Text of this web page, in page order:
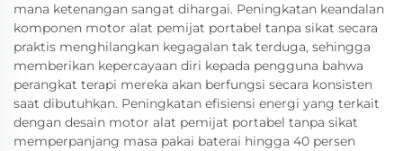
mana ketenangan sangat dihargai. Peningkatan keandalan
komponen motor alat pemijat portabel tanpa sikat secara
praktis menghilangkan kegagalan tak terduga, sehingga
memberikan kepercayaan diri kepada pengguna bahwa
perangkat terapi mereka akan berfungsi secara konsisten
saat dibutuhkan. Peningkatan efisiensi energi yang terkait
dengan desain motor alat pemijat portabel tanpa sikat
memperpanjang masa pakai baterai hingga 40 persen